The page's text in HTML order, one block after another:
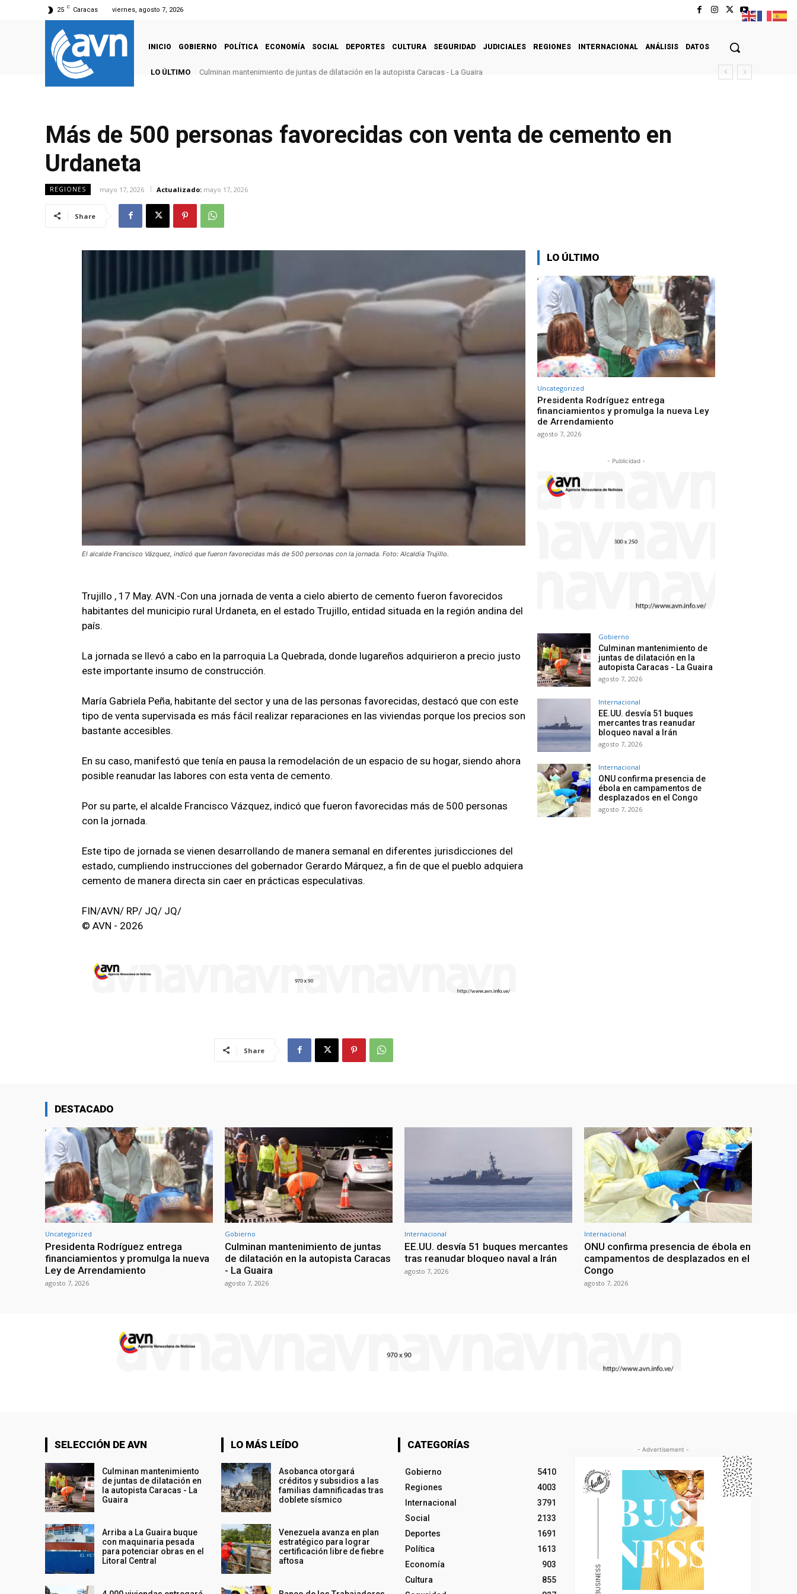
25 C Caracas viernes, agosto 7, 2026
INICIO GOBIERNO POLÍTICA ECONOMÍA SOCIAL DEPORTES CULTURA SEGURIDAD JUDICIALES REGIONES INTERNACIONAL ANÁLISIS DATOS
LO ÚLTIMO Culminan mantenimiento de juntas de dilatación en la autopista Caracas - La Guaira
Más de 500 personas favorecidas con venta de cemento en
Urdaneta
REGIONES mayo 17, 2026 Actualizado: mayo 17, 2026
Share
El alcalde Francisco Vázquez, indicó que fueron favorecidas más de 500 personas con la jornada. Foto: Alcaldía Trujillo.
Trujillo , 17 May. AVN.-Con una jornada de venta a cielo abierto de cemento fueron favorecidos
habitantes del municipio rural Urdaneta, en el estado Trujillo, entidad situada en la región andina del
país.
La jornada se llevó a cabo en la parroquia La Quebrada, donde lugareños adquirieron a precio justo
este importante insumo de construcción.
María Gabriela Peña, habitante del sector y una de las personas favorecidas, destacó que con este
tipo de venta supervisada es más fácil realizar reparaciones en las viviendas porque los precios son
bastante accesibles.
En su caso, manifestó que tenía en pausa la remodelación de un espacio de su hogar, siendo ahora
posible reanudar las labores con esta venta de cemento.
Por su parte, el alcalde Francisco Vázquez, indicó que fueron favorecidas más de 500 personas
con la jornada.
Este tipo de jornada se vienen desarrollando de manera semanal en diferentes jurisdicciones del
estado, cumpliendo instrucciones del gobernador Gerardo Márquez, a fin de que el pueblo adquiera
cemento de manera directa sin caer en prácticas especulativas.
FIN/AVN/ RP/ JQ/ JQ/
© AVN - 2026
Share
LO ÚLTIMO
Uncategorized
Presidenta Rodríguez entrega
financiamientos y promulga la nueva Ley
de Arrendamiento
agosto 7, 2026
- Publicidad -
Gobierno
Culminan mantenimiento de
juntas de dilatación en la
autopista Caracas - La Guaira
agosto 7, 2026
Internacional
EE.UU. desvía 51 buques
mercantes tras reanudar
bloqueo naval a Irán
agosto 7, 2026
Internacional
ONU confirma presencia de
ébola en campamentos de
desplazados en el Congo
agosto 7, 2026
DESTACADO
Uncategorized
Presidenta Rodríguez entrega
financiamientos y promulga la nueva
Ley de Arrendamiento
agosto 7, 2026
Gobierno
Culminan mantenimiento de juntas
de dilatación en la autopista Caracas
- La Guaira
agosto 7, 2026
Internacional
EE.UU. desvía 51 buques mercantes
tras reanudar bloqueo naval a Irán
agosto 7, 2026
Internacional
ONU confirma presencia de ébola en
campamentos de desplazados en el
Congo
agosto 7, 2026
SELECCIÓN DE AVN
Culminan mantenimiento
de juntas de dilatación en
la autopista Caracas - La
Guaira
Arriba a La Guaira buque
con maquinaria pesada
para potenciar obras en el
Litoral Central
LO MÁS LEÍDO
Asobanca otorgará
créditos y subsidios a las
familias damnificadas tras
doblete sísmico
Venezuela avanza en plan
estratégico para lograr
certificación libre de fiebre
aftosa
CATEGORÍAS
Gobierno
5410
Regiones
4003
Internacional
3791
Social
2133
Deportes
1691
Política
1613
Economía
903
Cultura
855
- Advertisement -